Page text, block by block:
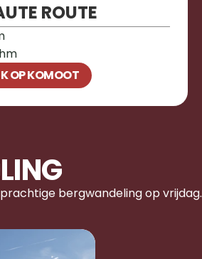
ROUTE
OP KOMOOT
bergwandeling op vrijdag.